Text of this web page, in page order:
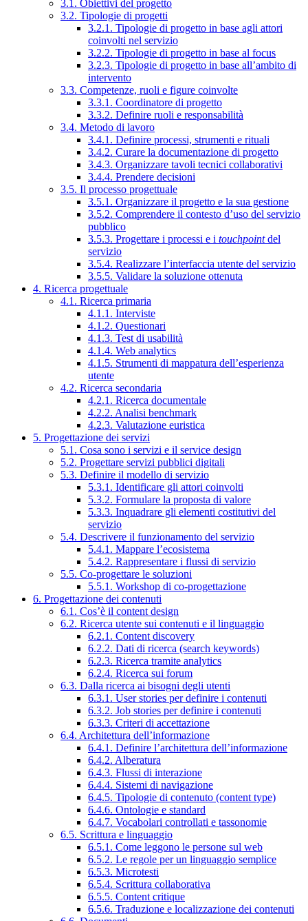
3.1. Obiettivi del progetto
3.2. Tipologie di progetti
3.2.1. Tipologie di progetto in base agli attori
coinvolti nel servizio
3.2.2. Tipologie di progetto in base al focus
3.2.3. Tipologie di progetto in base all’ambito di
intervento
3.3. Competenze, ruoli e figure coinvolte
3.3.1. Coordinatore di progetto
3.3.2. Definire ruoli e responsabilità
3.4. Metodo di lavoro
3.4.1. Definire processi, strumenti e rituali
3.4.2. Curare la documentazione di progetto
3.4.3. Organizzare tavoli tecnici collaborativi
3.4.4. Prendere decisioni
3.5. Il processo progettuale
3.5.1. Organizzare il progetto e la sua gestione
3.5.2. Comprendere il contesto d’uso del servizio
pubblico
3.5.3. Progettare i processi e i touchpointdel
servizio
3.5.4. Realizzare l’interfaccia utente del servizio
3.5.5. Validare la soluzione ottenuta
4. Ricerca progettuale
4.1. Ricerca primaria
4.1.1. Interviste
4.1.2. Questionari
4.1.3. Test di usabilità
4.1.4. Web analytics
4.1.5. Strumenti di mappatura dell’esperienza
utente
4.2. Ricerca secondaria
4.2.1. Ricerca documentale
4.2.2. Analisi benchmark
4.2.3. Valutazione euristica
5. Progettazione dei servizi
5.1. Cosa sono i servizi e il service design
5.2. Progettare servizi pubblici digitali
5.3. Definire il modello di servizio
5.3.1. Identificare gli attori coinvolti
5.3.2. Formulare la proposta di valore
5.3.3. Inquadrare gli elementi costitutivi del
servizio
5.4. Descrivere il funzionamento del servizio
5.4.1. Mappare l’ecosistema
5.4.2. Rappresentare i flussi di servizio
5.5. Co-progettare le soluzioni
5.5.1. Workshop di co-progettazione
6. Progettazione dei contenuti
6.1. Cos’è il content design
6.2. Ricerca utente sui contenuti e il linguaggio
6.2.1. Content discovery
6.2.2. Dati di ricerca (search keywords)
6.2.3. Ricerca tramite analytics
6.2.4. Ricerca sui forum
6.3. Dalla ricerca ai bisogni degli utenti
6.3.1. User stories per definire i contenuti
6.3.2. Job stories per definire i contenuti
6.3.3. Criteri di accettazione
6.4. Architettura dell’informazione
6.4.1. Definire l’architettura dell’informazione
6.4.2. Alberatura
6.4.3. Flussi di interazione
6.4.4. Sistemi di navigazione
6.4.5. Tipologie di contenuto (content type)
6.4.6. Ontologie e standard
6.4.7. Vocabolari controllati e tassonomie
6.5. Scrittura e linguaggio
6.5.1. Come leggono le persone sul web
6.5.2. Le regole per un linguaggio semplice
6.5.3. Microtesti
6.5.4. Scrittura collaborativa
6.5.5. Content critique
6.5.6. Traduzione e localizzazione dei contenuti